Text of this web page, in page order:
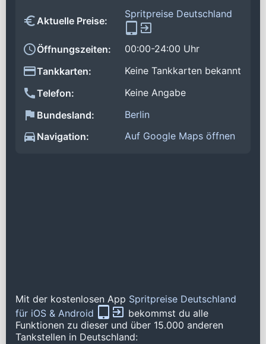
Aktuelle Preise:
Spritpreise Deutschland
Öffnungszeiten:
00:00-24:00 Uhr
Tankkarten:
Keine Tankkarten bekannt
Telefon:
Keine Angabe
Bundesland:
Berlin
Navigation:
Auf Google Maps öffnen
Mit der kostenlosen App Spritpreise Deutschland
für iOS & Android
bekommst du alle
Funktionen zu dieser und über 15.000 anderen
Tankstellen in Deutschland: